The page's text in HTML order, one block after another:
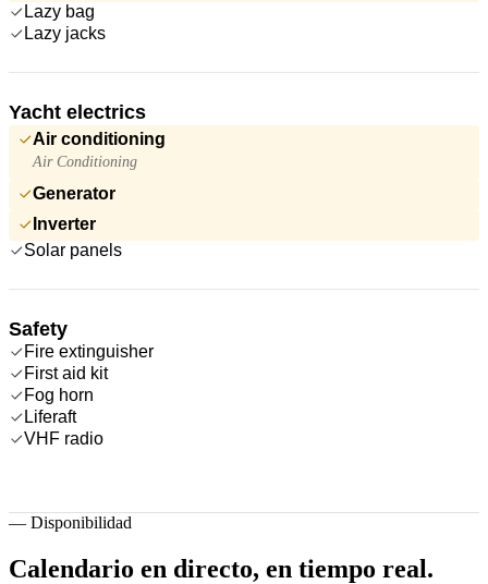
Lazy bag
Lazy jacks
Yacht electrics
Air conditioning
Air Conditioning
Generator
Inverter
Solar panels
Safety
Fire extinguisher
First aid kit
Fog horn
Liferaft
VHF radio
— Disponibilidad
Calendario en directo, en tiempo real.